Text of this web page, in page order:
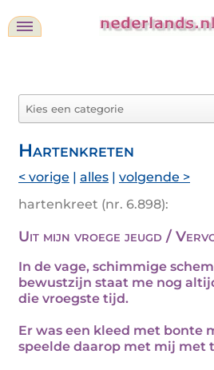
Hartenkreten
< vorige | alles | volgende >
hartenkreet (nr. 6.898):
Uit mijn vroege jeugd /
In de vage, schimmige
bewustzijn staat me nog
die vroegste tijd.
Er was een kleed met bonte
speelde daarop met mij met